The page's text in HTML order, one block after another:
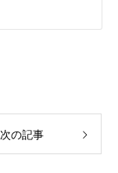
次の記事